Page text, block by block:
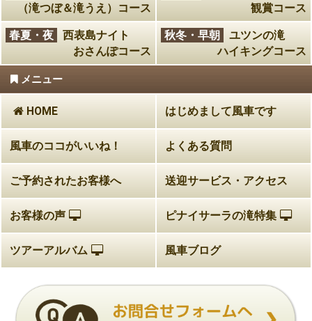
（滝つぼ＆滝うえ）コース
観賞コース
春夏・夜
西表島ナイト
おさんぽコース
秋冬・早朝
ユツンの滝
ハイキングコース
メニュー
HOME はじめまして風車です
風車のココがいいね！ よくある質問
ご予約されたお客様へ 送迎サービス・アクセス
お客様の声 ピナイサーラの滝特集
ツアーアルバム 風車ブログ